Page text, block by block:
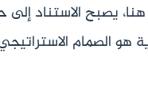
يصبح الاستناد إلى
هو الصمام